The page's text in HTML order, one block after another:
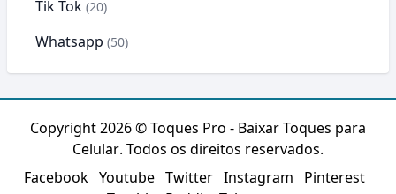
Tik Tok (20)
Whatsapp (50)
Copyright 2026 ©Toques Pro - Baixar Toques para
Celular. Todos os direitos reservados.
Facebook Youtube Twitter Instagram
Pinterest